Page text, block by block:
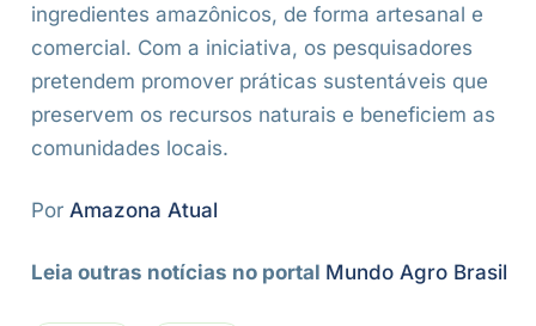
ingredientes amazônicos, de forma artesanal e
comercial. Com a iniciativa, os pesquisadores
pretendem promover práticas sustentáveis que
preservem os recursos naturais e beneficiem as
comunidades locais.
Por Amazona Atual
Leia outras notícias no portal Mundo Agro Brasil